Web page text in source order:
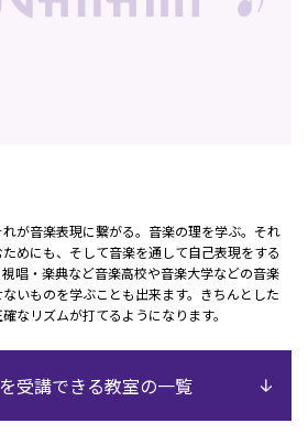
が音楽表現に繋がる。音楽の理を学ぶ。それ
めにも、そして音楽を通して自己表現をする
唱・楽典など音楽高校や音楽大学などの音楽
いものを学ぶことも出来ます。きちんとした
なリズムが打てるようになります。
受講できる教室の一覧